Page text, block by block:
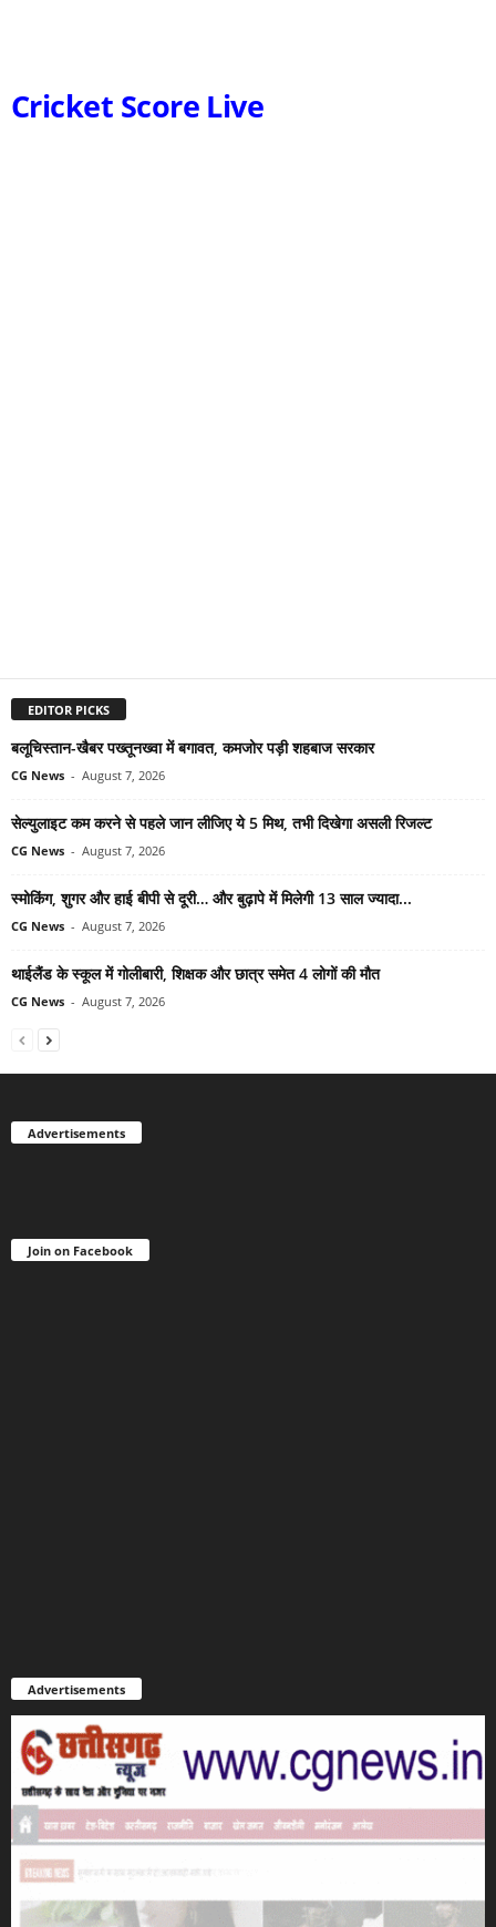
Cricket Score Live
EDITOR PICKS
बलूचिस्तान-खैबर पख्तूनख्वा में बगावत, कमजोर पड़ी शहबाज सरकार
CG News - August 7, 2026
सेल्युलाइट कम करने से पहले जान लीजिए ये 5 मिथ, तभी दिखेगा असली रिजल्ट
CG News - August 7, 2026
स्मोकिंग, शुगर और हाई बीपी से दूरी… और बुढ़ापे में मिलेगी 13 साल ज्यादा...
CG News - August 7, 2026
थाईलैंड के स्कूल में गोलीबारी, शिक्षक और छात्र समेत 4 लोगों की मौत
CG News - August 7, 2026
Advertisements
Join on Facebook
Advertisements